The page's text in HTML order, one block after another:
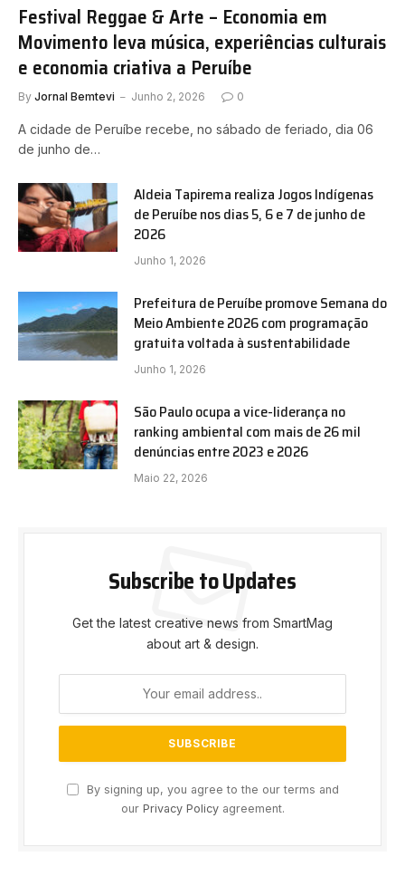
Festival Reggae & Arte – Economia em
Movimento leva música, experiências culturais
e economia criativa a Peruíbe
By Jornal Bemtevi Junho 2, 2026 0
A cidade de Peruíbe recebe, no sábado de feriado, dia 06
de junho de…
Aldeia Tapirema realiza Jogos Indígenas
de Peruíbe nos dias 5, 6 e 7 de junho de
2026
Junho 1, 2026
Prefeitura de Peruíbe promove Semana do
Meio Ambiente 2026 com programação
gratuita voltada à sustentabilidade
Junho 1, 2026
São Paulo ocupa a vice-liderança no
ranking ambiental com mais de 26 mil
denúncias entre 2023 e 2026
Maio 22, 2026
Subscribe to Updates
Get the latest creative news from SmartMag
about art & design.
By signing up, you agree to the our terms and
our Privacy Policyagreement.